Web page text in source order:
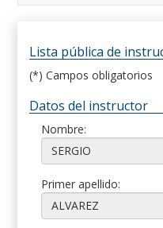
Lista pública de
(*) Campos obligatorios
Datos del instructor
Nombre:
Primer apellido: